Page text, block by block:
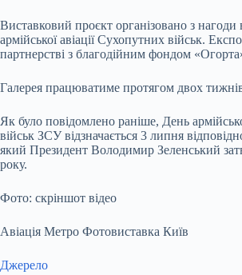
Виставковий проєкт організовано з нагоди
армійської авіації Сухопутних військ.
партнерстві з благодійним фондом
Галерея працюватиме протягом двох
Як було повідомлено раніше, День
військ ЗСУ відзначається 3 липня
який Президент Володимир Зеленський
року.
Фото: скріншот відео
Авіація Метро Фотовиставка Київ
Джерело